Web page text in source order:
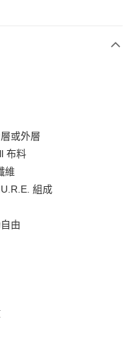
立即使用無須另外申請。
會自動跳轉到大哥付的交易
款截止日，確認付款後即完
交易確認頁面所載為準。
核未通過，訂單將自動取
哥付你分期系統評分，恕無
支付方式。 讓您購物簡單
。
。
或外層
布料
維
組成
由